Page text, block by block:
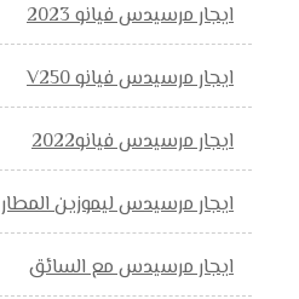
ايجار مرسيدس فيانو 2023
ايجار مرسيدس فيانو V250
ايجار مرسيدس فيانو2022
ايجار مرسيدس ليموزين المطار
ايجار مرسيدس مع السائق